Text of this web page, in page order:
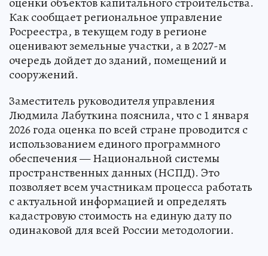
Как сообщает региональное управление
Росреестра, в текущем году в регионе
оценивают земельные участки, а в 2027-м
очередь дойдет до зданий, помещений и
сооружений.
Заместитель руководителя управления
Людмила Лабуткина пояснила, что с 1 января
2026 года оценка по всей стране проводится с
использованием единого программного
обеспечения — Национальной системы
пространственных данных (НСПД). Это
позволяет всем участникам процесса работать
с актуальной информацией и определять
кадастровую стоимость на единую дату по
одинаковой для всей России методологии.